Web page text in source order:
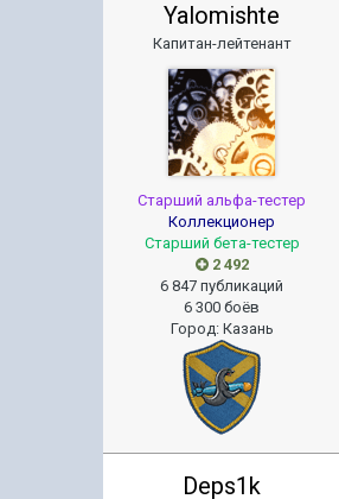
Yalomishte
Капитан-лейтенант
Старший альфа-тестер
Коллекционер
Старший бета-тестер
2 492
6 847 публикаций
6 300 боёв
Город: Казань
Deps1k